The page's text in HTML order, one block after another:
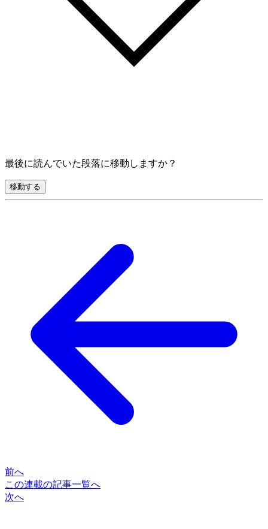
最後に読んでいた段落に移動しますか？
移動する
前へ
この連載の記事一覧へ
次へ